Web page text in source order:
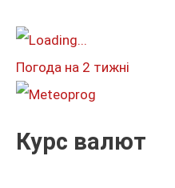
т
:
Погода на 2 тижні
Курс валют